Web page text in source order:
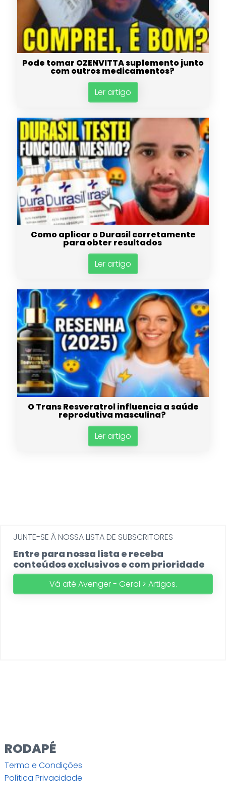
Pode tomar OZENVITTA suplemento junto
com outros medicamentos?
Ler artigo
Como aplicar o Durasil corretamente
para obter resultados
Ler artigo
O Trans Resveratrol influencia a saúde
reprodutiva masculina?
Ler artigo
JUNTE-SE Á NOSSA LISTA DE SUBSCRITORES
Entre para nossa lista e receba
conteúdos exclusivos e com prioridade
Vá até Avenger - Geral > Artigos.
RODAPÉ
Termo e Condições
Política Privacidade